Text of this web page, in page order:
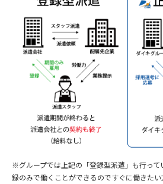
※グループでは上記の「登録型派遣」も行って
録のみで働くことができるのですぐに働きた